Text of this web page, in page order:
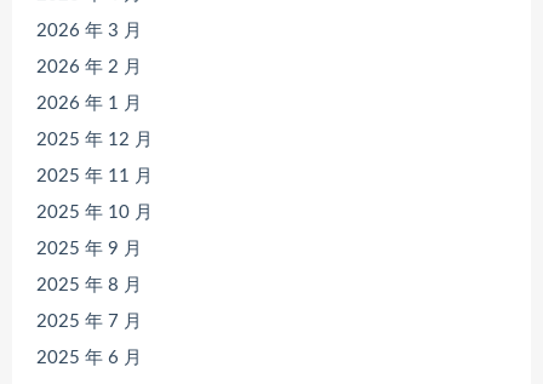
2026 年 3 月
2026 年 2 月
2026 年 1 月
2025 年 12 月
2025 年 11 月
2025 年 10 月
2025 年 9 月
2025 年 8 月
2025 年 7 月
2025 年 6 月